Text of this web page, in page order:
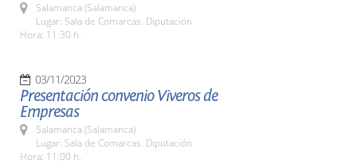
Salamanca (Salamanca)
Lugar: Sala de Comarcas. Diputación
Hora: 11:30 h.
03/11/2023
Presentación convenio Viveros de
Empresas
Salamanca (Salamanca)
Lugar: Sala de Comarcas. Diputación
Hora: 11:00 h.